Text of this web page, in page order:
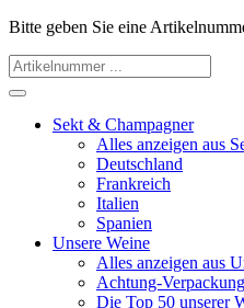
Bitte geben Sie eine
Sekt & Champagner
Alles anzeigen aus
Deutschland
Frankreich
Italien
Spanien
Unsere Weine
Alles anzeigen aus
Achtung-
Die Top 50 unserer